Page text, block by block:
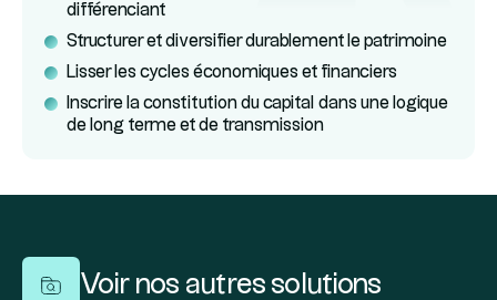
différenciant
Structurer et diversifier durablement le patrimoine
Lisser les cycles économiques et financiers
Inscrire la constitution du capital dans une logique
de long terme et de transmission
Voir nos autres solutions